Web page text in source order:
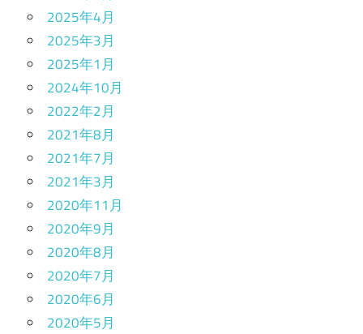
2025年4月
2025年3月
2025年1月
2024年10月
2022年2月
2021年8月
2021年7月
2021年3月
2020年11月
2020年9月
2020年8月
2020年7月
2020年6月
2020年5月